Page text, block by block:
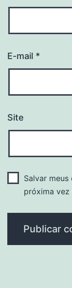
E-mail *
Site
Salvar
próxima vez